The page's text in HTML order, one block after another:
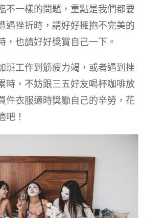
不一樣的問題，重點是我們都要
遇挫折時，請好好擁抱不完美的
，也請好好獎賞自己一下。
班工作到筋疲力竭，或者遇到挫
時，不妨跟三五好友喝杯咖啡放
件衣服適時獎勵自己的辛勞，花
吧！